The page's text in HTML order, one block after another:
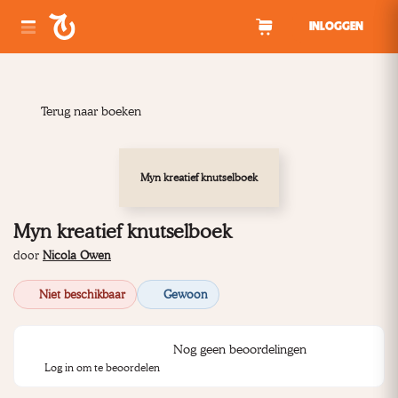
INLOGGEN
Terug naar boeken
Myn kreatief knutselboek
Myn kreatief knutselboek
door Nicola Owen
Niet beschikbaar Gewoon
Nog geen beoordelingen
Log in om te beoordelen